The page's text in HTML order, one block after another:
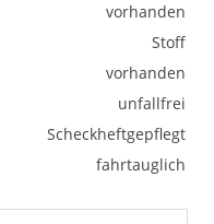
vorhanden
Stoff
vorhanden
unfallfrei
Scheckheftgepflegt
fahrtauglich